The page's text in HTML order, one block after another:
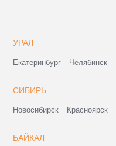
УРАЛ
Екатеринбург Челябинск
СИБИРЬ
Новосибирск Красноярск
БАЙКАЛ